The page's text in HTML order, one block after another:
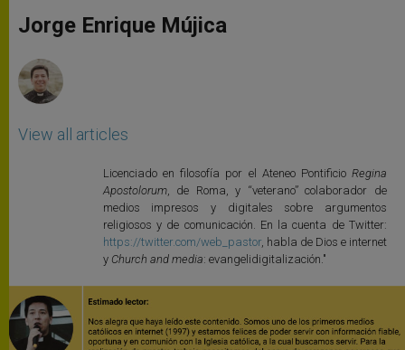
p
p
g
e
o
k
r
Jorge Enrique Mújica
View all articles
Licenciado en filosofía por el Ateneo Pontificio Regina
Apostolorum, de Roma, y “veterano” colaborador de
medios impresos y digitales sobre argumentos
religiosos y de comunicación. En la cuenta de Twitter:
https://twitter.com/web_pastor, habla de Dios e internet
y Church and media: evangelidigitalización."